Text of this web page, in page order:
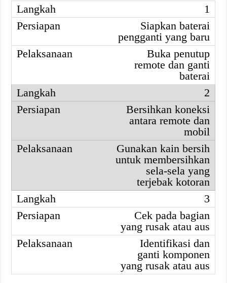
1
Siapkan baterai
pengganti yang baru
Buka penutup
remote dan ganti
baterai
2
Bersihkan koneksi
antara remote dan
mobil
Gunakan kain bersih
untuk membersihkan
sela-sela yang
terjebak kotoran
3
Cek pada bagian
yang rusak atau aus
Identifikasi dan
ganti komponen
yang rusak atau aus